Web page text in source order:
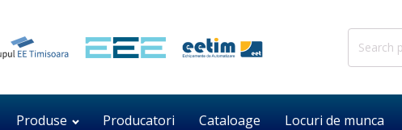
Search
Produse Producatori Cataloage Locuri de munca